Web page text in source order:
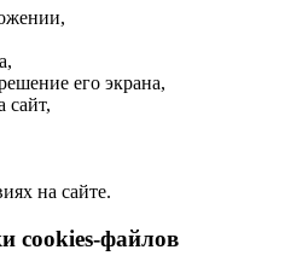
его экрана,
сайт,
на сайте.
cookies-файлов